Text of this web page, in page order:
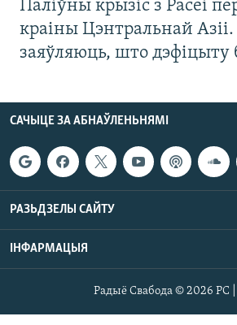
Паліўны крызіс з Расеі
краіны Цэнтральнай Азіі.
заяўляюць, што дэфіцыту
САЧЫЦЕ ЗА АБНАЎЛЕНЬНЯМІ
РАЗЬДЗЕЛЫ САЙТУ
ІНФАРМАЦЫЯ
Радыё Свабода © 2026 РС